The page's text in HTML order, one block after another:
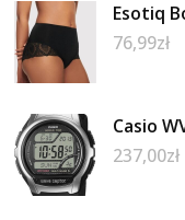
Esotiq
76,99zł
Casio
237,00zł